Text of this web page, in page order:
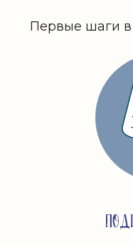
Первые шаги в